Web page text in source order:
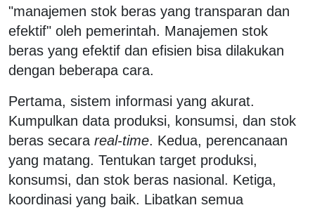
"manajemen stok beras yang transparan dan
efektif" oleh pemerintah. Manajemen stok
beras yang efektif dan efisien bisa dilakukan
dengan beberapa cara.
Pertama, sistem informasi yang akurat.
Kumpulkan data produksi, konsumsi, dan stok
beras secara real-time. Kedua, perencanaan
yang matang. Tentukan target produksi,
konsumsi, dan stok beras nasional. Ketiga,
koordinasi yang baik. Libatkan semua